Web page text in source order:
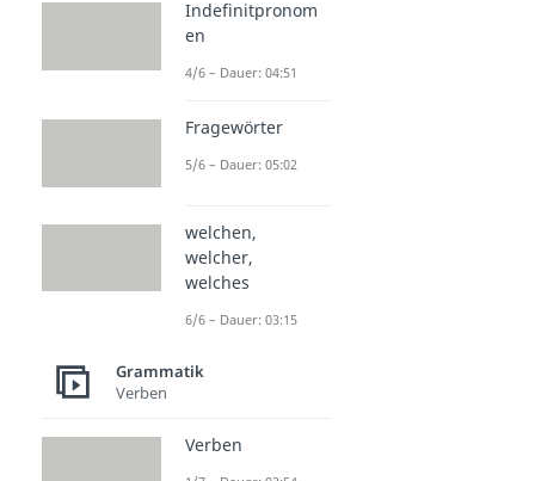
Indefinitpronom
en
4/6 – Dauer: 04:51
Fragewörter
5/6 – Dauer: 05:02
welchen,
welcher,
welches
6/6 – Dauer: 03:15
Grammatik
Verben
Verben